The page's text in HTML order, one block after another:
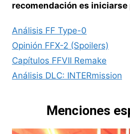
recomendación es iniciarse
Análisis FF Type-0
Opinión FFX-2 (Spoilers)
Capítulos FFVII Remake
Análisis DLC: INTERmission
Menciones